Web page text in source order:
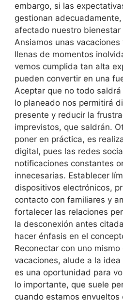
embargo, si las
gestionan
afectado nuestro bienestar
Ansiamos unas
llenas de momentos
vemos cumplida tan alta
pueden convertir en una
Aceptar que no todo
lo planeado nos permitirá
presente y reducir la
imprevistos, que saldrán.
poner en práctica, es
digital, pues las redes
notificaciones constantes
innecesarias. Establecer
dispositivos electrónicos,
contacto con familiares y
fortalecer las relaciones
la desconexión antes
hacer énfasis en el
Reconectar con uno
vacaciones, alude a la
es una oportunidad para
lo importante, que suele
cuando estamos